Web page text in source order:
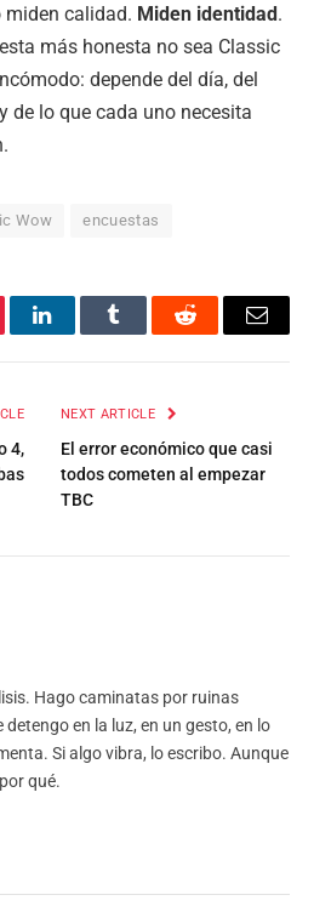
miden calidad. Miden identidad.
más honesta no sea Classic
depende del día, del
de lo que cada uno necesita
Wow encuestas
LinkedInTumblr Reddit Email
4,
NEXT ARTICLE
El error económico que casi
todos cometen al empezar
TBC
Hago caminatas por ruinas
detengo en la luz, en un gesto, en lo
Si algo vibra, lo escribo. Aunque
qué.